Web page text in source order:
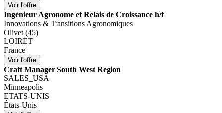
Ingénieur Agronome et Relais de Croissance h/f
Innovations & Transitions Agronomiques
Olivet (45)
LOIRET
France
Craft Manager South West Region
SALES_USA
Minneapolis
ETATS-UNIS
États-Unis